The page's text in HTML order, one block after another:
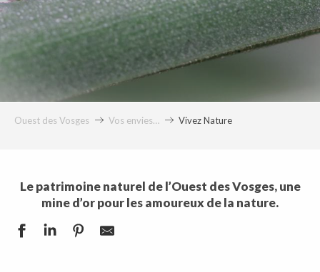
Ouest des Vosges Vos envies… Vivez Nature
Le patrimoine naturel de l’Ouest des Vosges, une
mine d’or pour les amoureux de la nature.